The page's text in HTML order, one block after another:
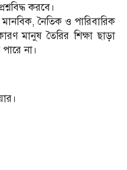
করবে।
নৈতিক ও পারিবারিক
মানুষ তৈরির শিক্ষা ছাড়া
না।